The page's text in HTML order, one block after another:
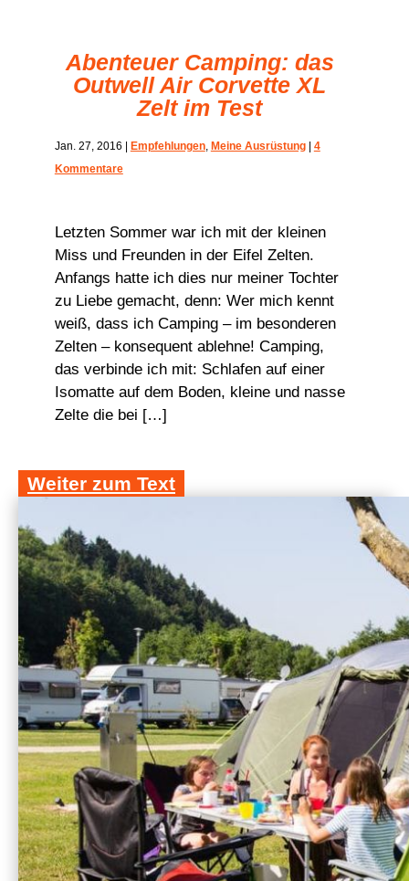
Abenteuer Camping: das
Outwell Air Corvette XL
Zelt im Test
Jan. 27, 2016 | Empfehlungen, Meine Ausrüstung| 4
Kommentare
Letzten Sommer war ich mit der kleinen
Miss und Freunden in der Eifel Zelten.
Anfangs hatte ich dies nur meiner Tochter
zu Liebe gemacht, denn: Wer mich kennt
weiß, dass ich Camping – im besonderen
Zelten – konsequent ablehne! Camping,
das verbinde ich mit: Schlafen auf einer
Isomatte auf dem Boden, kleine und nasse
Zelte die bei […]
Weiter zum Text